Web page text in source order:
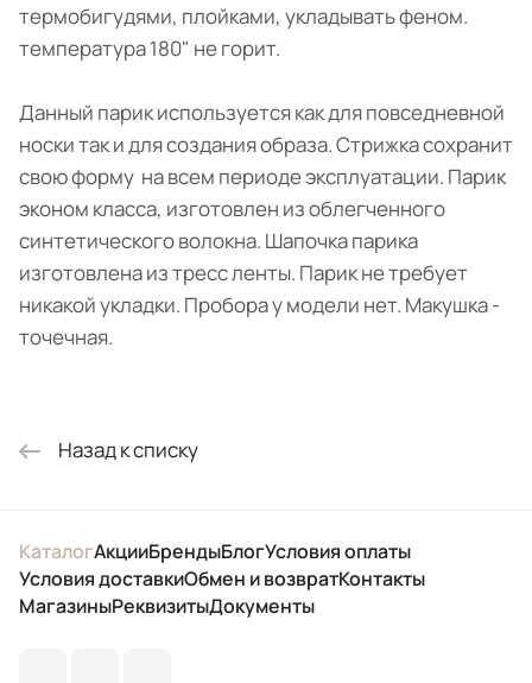
термобигудями, плойками, укладывать феном.
температура 180" не горит.
Данный парик используется как для повседневной
носки так и для создания образа. Стрижка сохранит
свою форму на всем периоде эксплуатации. Парик
эконом класса, изготовлен из облегченного
синтетического волокна. Шапочка парика
изготовлена из тресс ленты. Парик не требует
никакой укладки. Пробора у модели нет. Макушка -
точечная.
Назад к списку
КаталогАкцииБрендыБлогУсловия оплаты
Условия доставкиОбмен и возвратКонтакты
МагазиныРеквизитыДокументы